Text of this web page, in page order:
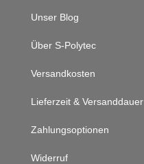
Unser Blog
Über S-Polytec
Versandkosten
Lieferzeit & Versanddauer
Zahlungsoptionen
Widerruf